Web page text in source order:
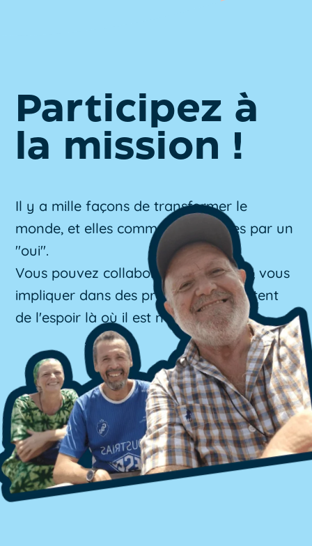
Participez à
la mission !
Il y a mille façons de transformer le
monde, et elles commencent toutes par un
"oui".
Vous pouvez collaborer, partager ou vous
impliquer dans des projets qui apportent
de l'espoir là où il est nécessaire.